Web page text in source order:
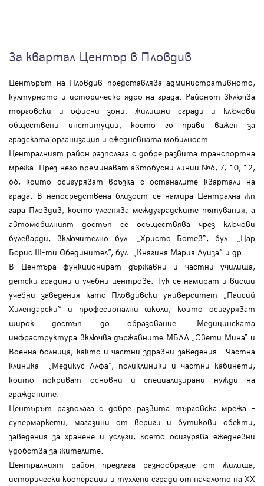
За квартал Център в Пловдив
Центърът на Пловдив представлява административното,
културното и историческо ядро на града. Районът включва
търговски и офисни зони, жилищни сгради и ключови
обществени институции, което го прави важен за
градската организация и ежедневната мобилност.
Централният район разполага с добре развита транспортна
мрежа. През него преминават автобусни линии №6, 7, 10, 12,
66, които осигуряват връзка с останалите квартали на
града. В непосредствена близост се намира Централна жп
гара Пловдив, което улеснява междуградските пътувания, а
автомобилният достъп се осъществява чрез ключови
булеварди, включително бул. „Христо Ботев“, бул. „Цар
Борис III-ти Обединител”, бул. „Княгиня Мария Луиза” и др.
В Центъра функционират държавни и частни училища,
детски градини и учебни центрове. Тук се намират и висши
учебни заведения като Пловдивски университет „Паисий
Хилендарски“ и професионални школи, които осигуряват
широк достъп до образование. Медицинската
инфраструктура включва държавните МБАЛ „Свети Мина“ и
Военна болница, както и частни здравни заведения – Частна
клиника „Медикус Алфа”, поликлиники и частни кабинети,
които покриват основни и специализирани нужди на
гражданите.
Центърът разполага с добре развита търговска мрежа –
супермаркети, магазини от вериги и бутикови обекти,
заведения за хранене и услуги, което осигурява ежедневни
удобства за жителите.
Централният район предлага разнообразие от жилища,
исторически кооперации и тухлени сгради от началото на XX